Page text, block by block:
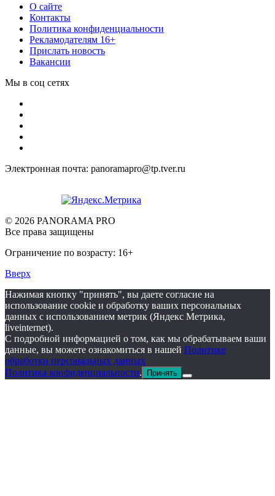
О сайте
Контакты
Политика конфиденциальности
Рекламодателям 16+
Прислать новость
Вакансии
Мы в соц сетях
Электронная почта: panoramapro@tp.tver.ru
© 2026 PANORAMA PRO
Все права защищены
Ограничение по возрасту: 16+
Вверх
Нажимая кнопку "принять", вы даете согласие на
использование cookie и обработку ваших персональных
данных с использованием метрик (Яндекс Метрика,
liveinternet).
С подробной информацией о том, как мы обрабатываем ваши
данные, вы можете ознакомиться в нашей Политике
обработки персональных данных
Политика конфиденциальности. Принять